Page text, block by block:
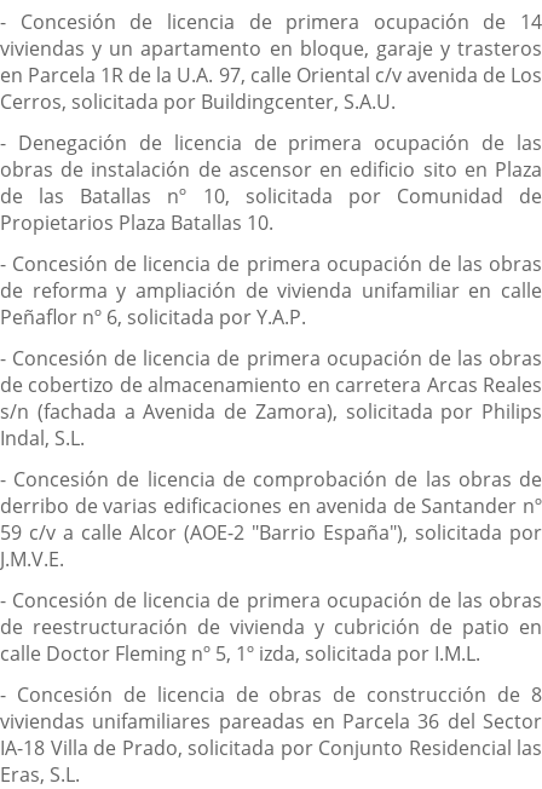
- Concesión de licencia de primera ocupación de 14
viviendas y un apartamento en bloque, garaje y trasteros
en Parcela 1R de la U.A. 97, calle Oriental c/v avenida de Los
Cerros, solicitada por Buildingcenter, S.A.U.
- Denegación de licencia de primera ocupación de las
obras de instalación de ascensor en edificio sito en Plaza
de las Batallas nº 10, solicitada por Comunidad de
Propietarios Plaza Batallas 10.
- Concesión de licencia de primera ocupación de las obras
de reforma y ampliación de vivienda unifamiliar en calle
Peñaflor nº 6, solicitada por Y.A.P.
- Concesión de licencia de primera ocupación de las obras
de cobertizo de almacenamiento en carretera Arcas Reales
s/n (fachada a Avenida de Zamora), solicitada por Philips
Indal, S.L.
- Concesión de licencia de comprobación de las obras de
derribo de varias edificaciones en avenida de Santander nº
59 c/v a calle Alcor (AOE-2 "Barrio España"), solicitada por
J.M.V.E.
- Concesión de licencia de primera ocupación de las obras
de reestructuración de vivienda y cubrición de patio en
calle Doctor Fleming nº 5, 1º izda, solicitada por I.M.L.
- Concesión de licencia de obras de construcción de 8
viviendas unifamiliares pareadas en Parcela 36 del Sector
IA-18 Villa de Prado, solicitada por Conjunto Residencial las
Eras, S.L.